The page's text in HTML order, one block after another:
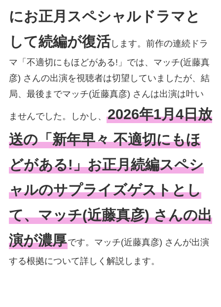
にお正月スペシャルドラマと
して続編が復活します。前作の連続ドラ
マ「不適切にもほどがある!」では、マッチ(近藤真
彦) さんの出演を視聴者は切望していましたが、結
局、最後までマッチ(近藤真彦) さんは出演は叶い
ませんでした。しかし、 2026年1月4日放
送の「新年早々 不適切にもほ
どがある!」お正月続編スペシ
ャルのサプライズゲストとし
て、マッチ(近藤真彦) さんの出
演が濃厚です。マッチ(近藤真彦) さんが出演
する根拠について詳しく解説します。